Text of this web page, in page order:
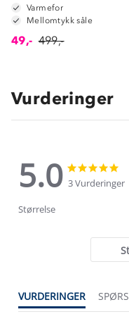
Varmefor
Mellomtykk såle
49,- 499,-
Vurderinger
5.0
5.0
star
rating
3 Vurderinger
Størrelse
VURDERINGER